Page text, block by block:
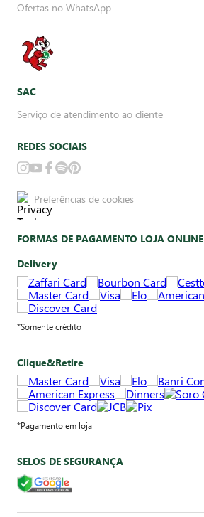
Ofertas no WhatsApp
SAC
Serviço de atendimento ao cliente
REDES SOCIAIS
Preferências de cookies
FORMAS DE PAGAMENTO LOJA ONLINE
Delivery
*Somente crédito
Clique&Retire
*Pagamento em loja
SELOS DE SEGURANÇA